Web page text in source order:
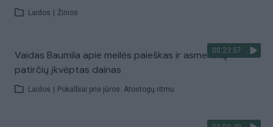
Laidos Žinios
00:23:57
Vaidas Baumila apie meilės paieškas ir asmeninių
patirčių įkvėptas dainas
Laidos Pokalbiai prie jūros. Atostogų ritmu